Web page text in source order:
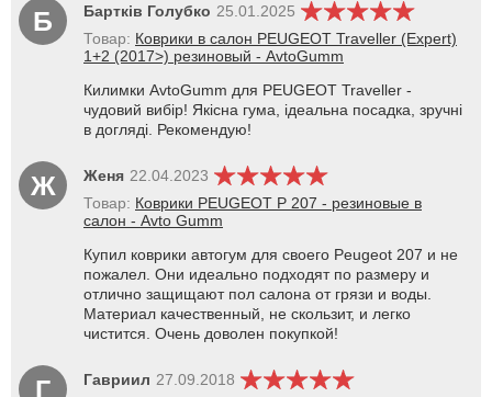
Б Бартків Голубко 25.01.2025
Товар: Коврики в салон PEUGEOT Traveller (Expert)
1+2 (2017>) резиновый - AvtoGumm
Килимки AvtoGumm для PEUGEOT Traveller -
чудовий вибір! Якісна гума, ідеальна посадка, зручні
в догляді. Рекомендую!
Ж Женя 22.04.2023
Товар: Коврики PEUGEOT P 207 - резиновые в
салон - Avto Gumm
Купил коврики автогум для своего Peugeot 207 и не
пожалел. Они идеально подходят по размеру и
отлично защищают пол салона от грязи и воды.
Материал качественный, не скользит, и легко
чистится. Очень доволен покупкой!
Г Гавриил 27.09.2018